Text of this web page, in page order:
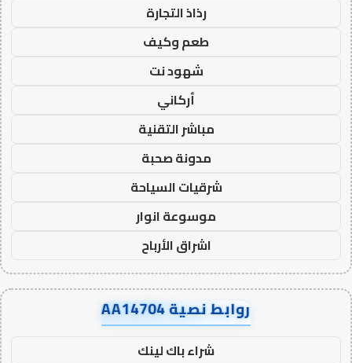
رذاذ التجارة
طعم وكيف
شهود نت
أركاني
مباشر التقنية
مدونة صحبة
شرقيات السياحة
موسوعة انوار
اشراق الأرباح
روابط نصية AA14704
شراء باك لينك